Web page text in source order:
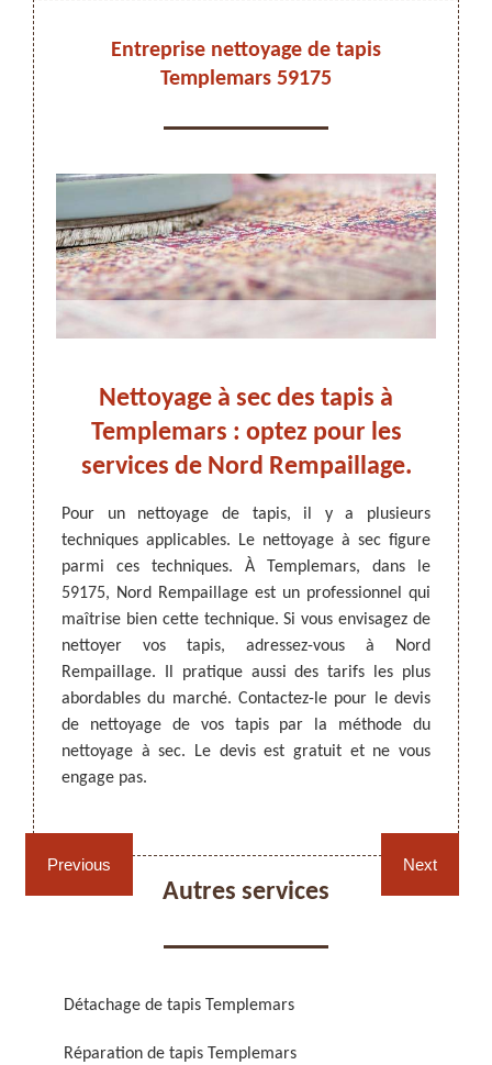
ARTISAN DEZITTER , REMPAILLAGE -
CANNAGE - RECOLLAGE, 59 NORD
chaises et sièges 59
Cannage fauteuil, chaises
et sièges 59
Entreprise nettoyage de tapis
Templemars 59175
Previous
un
être
car
vos
à qui
de
le si
Nettoyage à sec des tapis à
Templemars : optez pour les
services de Nord Rempaillage.
Pour un nettoyage de tapis, il y a plusieurs
techniques applicables. Le nettoyage à sec figure
parmi ces techniques. À Templemars, dans le
59175, Nord Rempaillage est un professionnel qui
maîtrise bien cette technique. Si vous envisagez de
nettoyer vos tapis, adressez-vous à Nord
Rempaillage. Il pratique aussi des tarifs les plus
abordables du marché. Contactez-le pour le devis
de nettoyage de vos tapis par la méthode du
nettoyage à sec. Le devis est gratuit et ne vous
engage pas.
Les
il est
ce
de
plus
êtes
Next
Autres services
Détachage de tapis Templemars
Réparation de tapis Templemars